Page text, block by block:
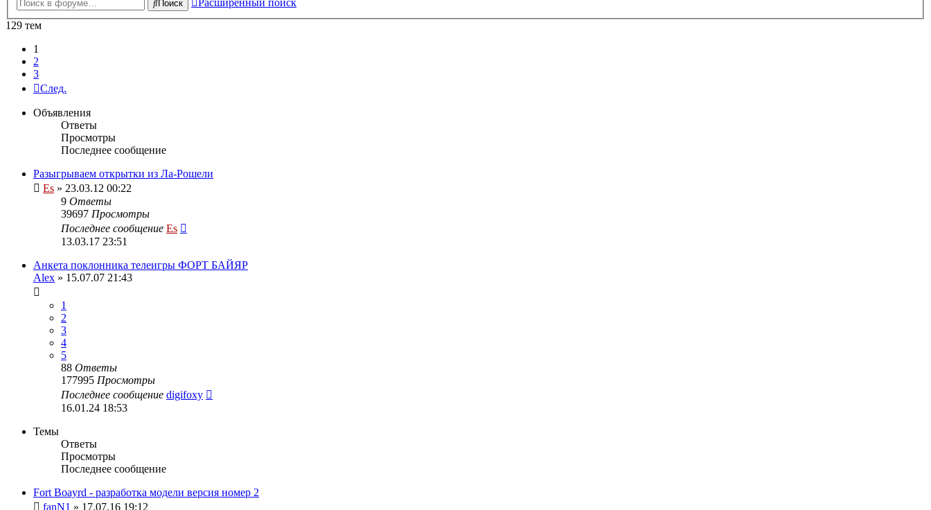
Поиск
129 тем
1
2
3
След.
Объявления
Ответы
Просмотры
Последнее сообщение
Разыгрываем открытки из Ла-Рошели
Es » 23.03.12 00:22
9 Ответы
39697 Просмотры
Последнее сообщение Es
13.03.17 23:51
Анкета поклонника телеигры ФОРТ БАЙЯР
Alex » 15.07.07 21:43
1
2
3
4
5
88 Ответы
177995 Просмотры
Последнее сообщение digifoxy
16.01.24 18:53
Темы
Ответы
Просмотры
Последнее сообщение
Fort Boayrd - разработка модели версия номер 2
fanN1 » 17.07.16 19:12